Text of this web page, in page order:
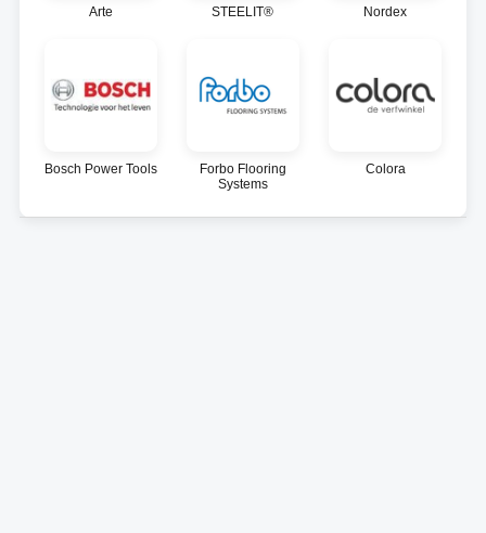
Arte STEELIT® Nordex
Bosch Power Tools
Forbo Flooring
Systems
Colora